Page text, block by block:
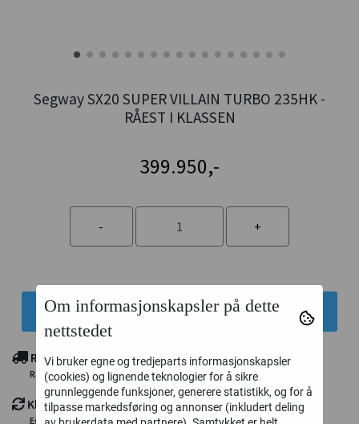
Segway SX20 SUPER VILLAIN TURBO 235HK -
RÅEST I KLASSEN
399.950,-
Legg i handlekurv
Rimelig frakt
Rask levering fra eget lager i Trondheim
Klikk og hent
Eget utleveringspunkt i Trondheim
Om informasjonskapsler på dette
nettstedet
Vi bruker egne og tredjeparts informasjonskapsler
(cookies) og lignende teknologier for å sikre
grunnleggende funksjoner, generere statistikk, og for å
tilpasse markedsføring og annonser (inkludert deling